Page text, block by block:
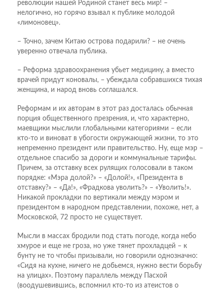
революции нашей Родиной станет весь мир! –
нелогично, но горячо взывал к публике молодой
«лимоновец».
– Точно, зачем Китаю острова подарили? – не очень
уверенно отвечала публика.
– Реформа здравоохранения убьет медицину, а вместо
врачей придут коновалы, – убеждала собравшихся тихая
женщина, и народ вновь соглашался.
Реформам и их авторам в этот раз досталась обычная
порция общественного презрения, и, что характерно,
маевщики мыслили глобальными категориями – если
кто-то и виноват в убогости окружающей жизни, то это
непременно президент или правительство. Ну, еще мэр –
отдельное спасибо за дороги и коммунальные тарифы.
Причем, за отставку всех рулящих голосовали в таком
порядке: «Мэра долой?» – «Долой!», «Президента в
отставку?» – «Да!», «Фрадкова уволить?» – «Уволить!».
Никакой прокладки по вертикали между мэром и
президентом в народном представлении, похоже, нет, а
Московской, 72 просто не существует.
Мысли в массах бродили под стать погоде, когда небо
хмурое и еще не гроза, но уже тянет прохладцей – к
бунту не то чтобы призывали, но говорили однозначно:
«Сидя на кухне, ничего не добьемся, нужно вести борьбу
на улицах». Поэтому параллель между Пасхой
(воодушевившись, вспомнил кто-то из атеистов о